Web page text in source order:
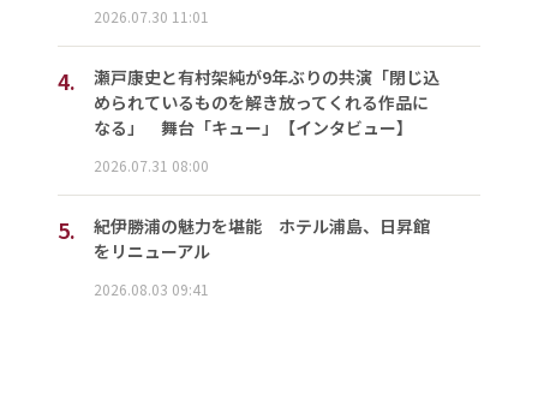
2026.07.30 11:01
4.
瀬戸康史と有村架純が9年ぶりの共演「閉じ込
められているものを解き放ってくれる作品に
なる」 舞台「キュー」【インタビュー】
2026.07.31 08:00
5.
紀伊勝浦の魅力を堪能 ホテル浦島、日昇館
をリニューアル
2026.08.03 09:41